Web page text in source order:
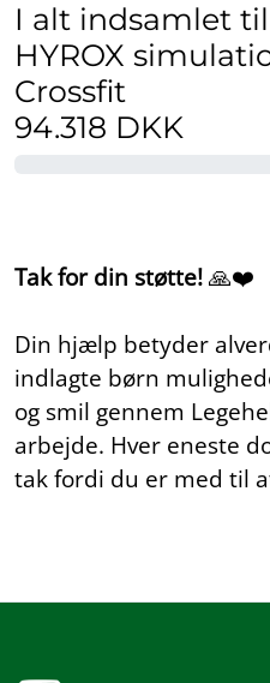
I alt indsamlet
HYROX
Crossfit
94.318 DKK
Tak for din støtte!🙏❤️
Din hjælp betyder
indlagte børn
og smil gennem
arbejde. Hver eneste
tak fordi du er med til